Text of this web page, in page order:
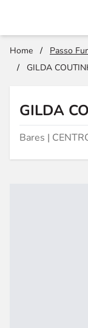
Home / Passo
/
GILDA
GILDA
Bares |